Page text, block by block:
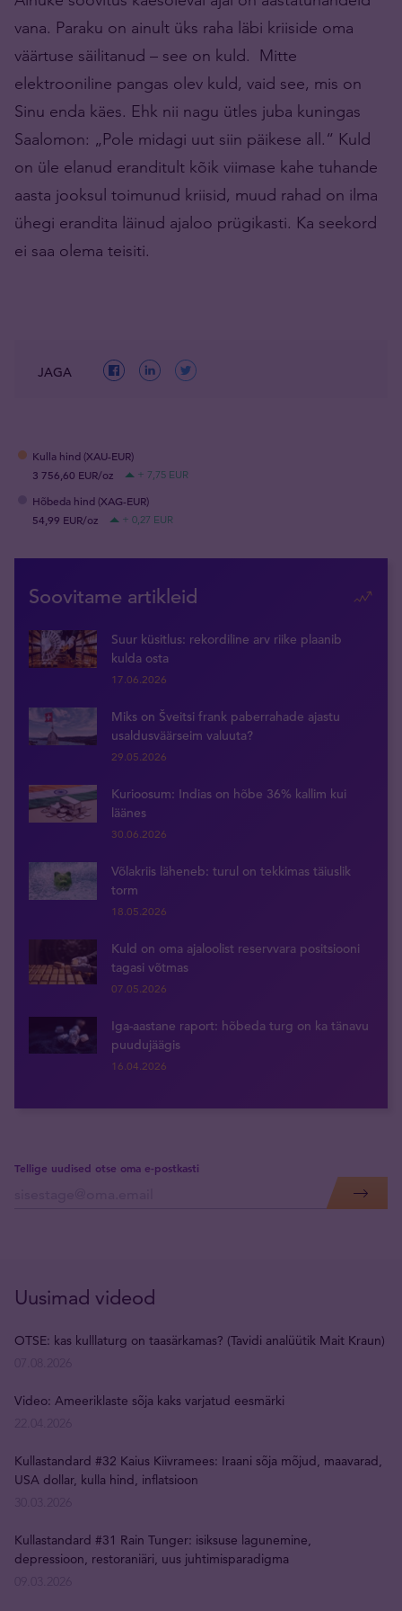
vana. Paraku on ainult üks raha läbi kriiside oma
väärtuse säilitanud – see on kuld. Mitte
elektrooniline pangas olev kuld, vaid see, mis on
Sinu enda käes. Ehk nii nagu ütles juba kuningas
Saalomon: „Pole midagi uut siin päikese all.“ Kuld
on üle elanud eranditult kõik viimase kahe tuhande
aasta jooksul toimunud kriisid, muud rahad on ilma
ühegi erandita läinud ajaloo prügikasti. Ka seekord
ei saa olema teisiti.
JAGA
Kulla hind (XAU-EUR)
3 756,60 EUR/oz
+ 7,75 EUR
Hõbeda hind (XAG-EUR)
54,99 EUR/oz
+ 0,27 EUR
Soovitame artikleid
Suur küsitlus: rekordiline arv riike plaanib
kulda osta
17.06.2026
Miks on Šveitsi frank paberrahade ajastu
usaldusväärseim valuuta?
29.05.2026
Kurioosum: Indias on hõbe 36% kallim kui
läänes
30.06.2026
Võlakriis läheneb: turul on tekkimas täiuslik
torm
18.05.2026
Kuld on oma ajaloolist reservvara positsiooni
tagasi võtmas
07.05.2026
Iga-aastane raport: hõbeda turg on ka tänavu
puudujäägis
16.04.2026
Tellige uudised otse oma e-postkasti
Uusimad videod
OTSE: kas kulllaturg on taasärkamas? (Tavidi analüütik Mait Kraun)
Video: Ameeriklaste sõja kaks varjatud eesmärki
Kullastandard #32 Kaius Kiivramees: Iraani sõja mõjud, maavarad,
USA dollar, kulla hind, inflatsioon
Kullastandard #31 Rain Tunger: isiksuse lagunemine,
depressioon, restoraniäri, uus juhtimisparadigma